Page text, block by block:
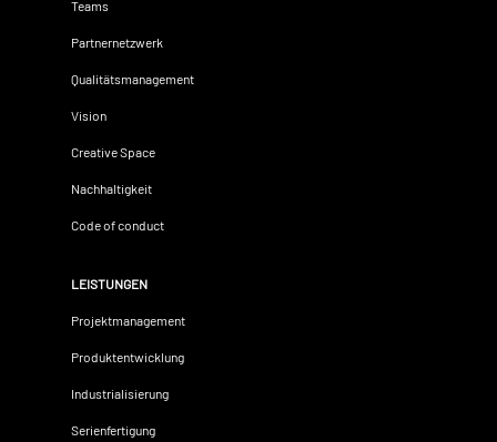
Teams
Partnernetzwerk
Qualitätsmanagement
Vision
Creative Space
Nachhaltigkeit
Code of conduct
LEISTUNGEN
Projektmanagement
Produktentwicklung
Industrialisierung
Serienfertigung